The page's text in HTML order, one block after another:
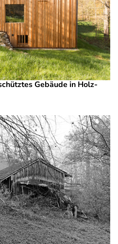
Gebäude in Holz­